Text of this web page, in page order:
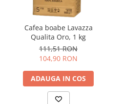
Cafea boabe Lavazza
Qualita Oro, 1 kg
111,51 RON
104,90 RON
ADAUGA IN COS